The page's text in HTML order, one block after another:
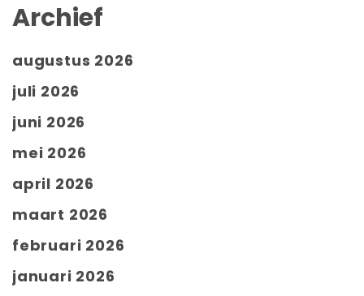
Archief
augustus 2026
juli 2026
juni 2026
mei 2026
april 2026
maart 2026
februari 2026
januari 2026